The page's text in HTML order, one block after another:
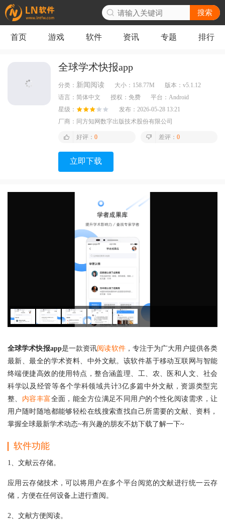
搜索
首页 游戏 软件 资讯 专题 排行
全球学术快报app
分类： 新闻阅读 大小： 158.77M 版本： v5.1.12
语言： 简体中文 授权： 免费 平台： Android
星级：
发布： 2026-05-28 13:21
厂商： 同方知网数字出版技术股份有限公司
好评： 0 差评： 0
立即下载
全球学术快报app是一款资讯阅读软件，专注于为广大用户提供各类
最新、最全的学术资料、中外文献。该软件基于移动互联网与智能
终端便捷高效的使用特点，整合涵盖理、工、农、医和人文、社会
科学以及经管等各个学科领域共计3亿多篇中外文献，资源类型完
整、 内容丰富全面，能全方位满足不同用户的个性化阅读需求，让
用户随时随地都能够轻松在线搜索查找自己所需要的文献、资料，
掌握全球最新学术动态~有兴趣的朋友不妨下载了解一下~
软件功能
1、文献云存储。
应用云存储技术，可以将用户在多个平台阅览的文献进行统一云存
储，方便在任何设备上进行查阅。
2、文献方便阅读。